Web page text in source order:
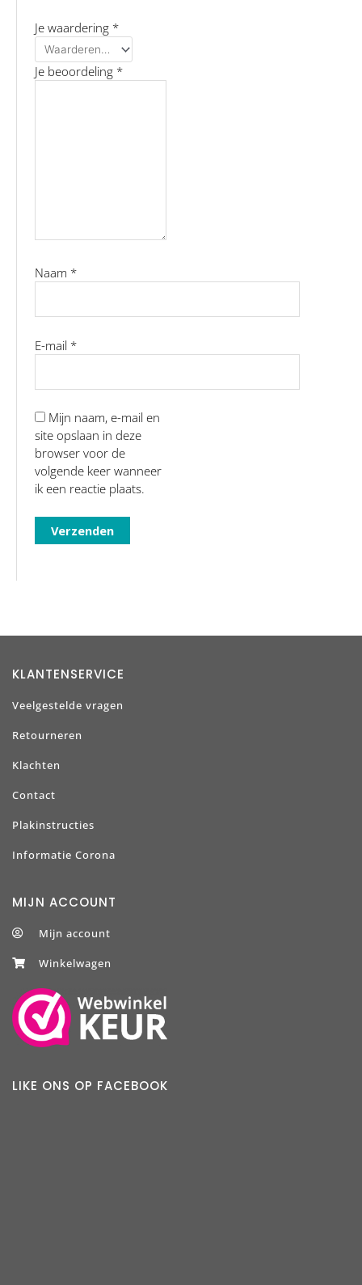
Je waardering *
Je beoordeling *
Naam *
E-mail *
Mijn naam, e-mail en
site opslaan in deze
browser voor de
volgende keer wanneer
ik een reactie plaats.
KLANTENSERVICE
Veelgestelde vragen
Retourneren
Klachten
Contact
Plakinstructies
Informatie Corona
MIJN ACCOUNT
Mijn account
Winkelwagen
LIKE ONS OP FACEBOOK